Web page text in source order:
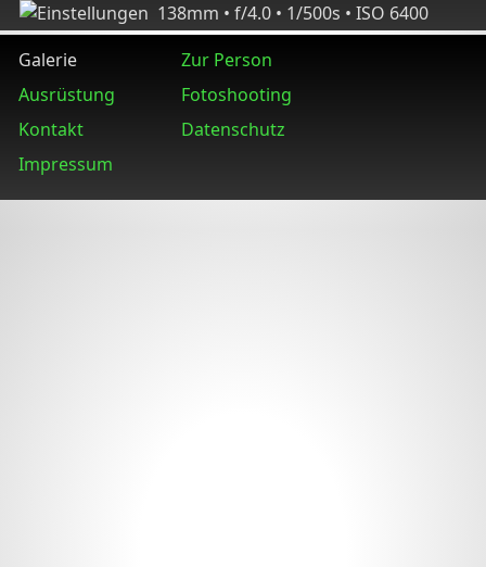
138mm • f/4.0 • 1/500s • ISO 6400
Galerie
Zur Person
Ausrüstung
Fotoshooting
Kontakt
Datenschutz
Impressum